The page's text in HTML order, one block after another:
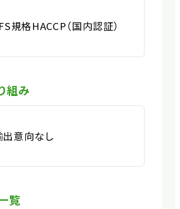
規格HACCP（国内認証）
組み
出意向なし
覧